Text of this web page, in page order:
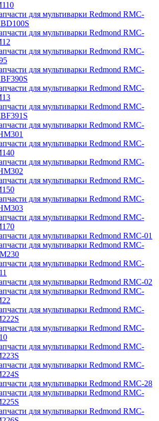
для мультиварки Redmond RMC-
для мультиварки Redmond RMC-
для мультиварки Redmond RMC-
для мультиварки Redmond RMC-
для мультиварки Redmond RMC-
для мультиварки Redmond RMC-
для мультиварки Redmond RMC-
для мультиварки Redmond RMC-
для мультиварки Redmond RMC-
для мультиварки Redmond RMC-
для мультиварки Redmond RMC-
для мультиварки Redmond RMC-
для мультиварки Redmond RMC-01
для мультиварки Redmond RMC-
для мультиварки Redmond RMC-
для мультиварки Redmond RMC-02
для мультиварки Redmond RMC-
для мультиварки Redmond RMC-
для мультиварки Redmond RMC-
для мультиварки Redmond RMC-
для мультиварки Redmond RMC-
для мультиварки Redmond RMC-28
для мультиварки Redmond RMC-
для мультиварки Redmond RMC-